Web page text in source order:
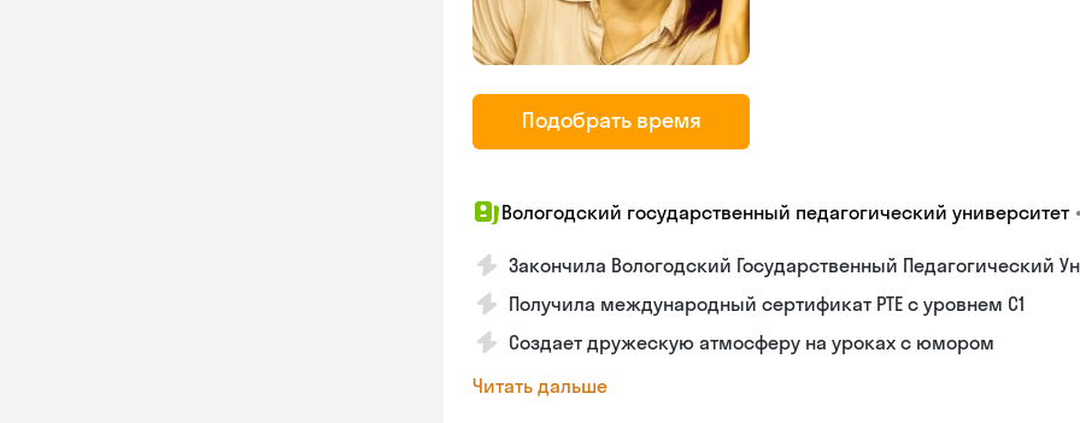
Подобрать время
Вологодский государственный педагогический университет
Закончила Вологодский Государственный Педагогический
Получила международный сертификат PTE с уровнем C1
Создает дружескую атмосферу на уроках с юмором
Читать дальше